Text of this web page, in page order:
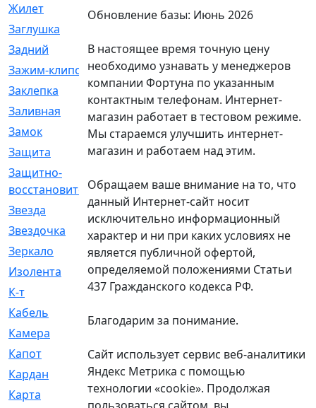
Жилет
[1]
Заглушка
Задний
[528]
Зажим-клипса
[1]
Заклепка
[1]
Заливная
[4]
Замок
[12]
Защита
[79]
Защитно-
восстановительный
Звезда
[1]
Звездочка
[5]
Зеркало
[369]
Изолента
[1]
К-т
[13]
Кабель
Камера
Капот
[144]
Кардан
[131]
Карта
[2]
Обновление базы: Июнь 2026
В настоящее время точную цену
необходимо узнавать у менеджеров
компании Фортуна по указанным
контактным телефонам. Интернет-
магазин работает в тестовом режиме.
Мы стараемся улучшить интернет-
магазин и работаем над этим.
Обращаем ваше внимание на то, что
данный Интернет-сайт носит
исключительно информационный
характер и ни при каких условиях не
является публичной офертой,
определяемой положениями Статьи
437 Гражданского кодекса РФ.
Благодарим за понимание.
Сайт использует сервис веб-аналитики
Яндекс Метрика с помощью
технологии «cookie». Продолжая
пользоваться сайтом, вы